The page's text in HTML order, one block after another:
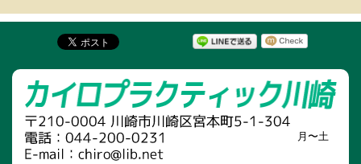
月〜土